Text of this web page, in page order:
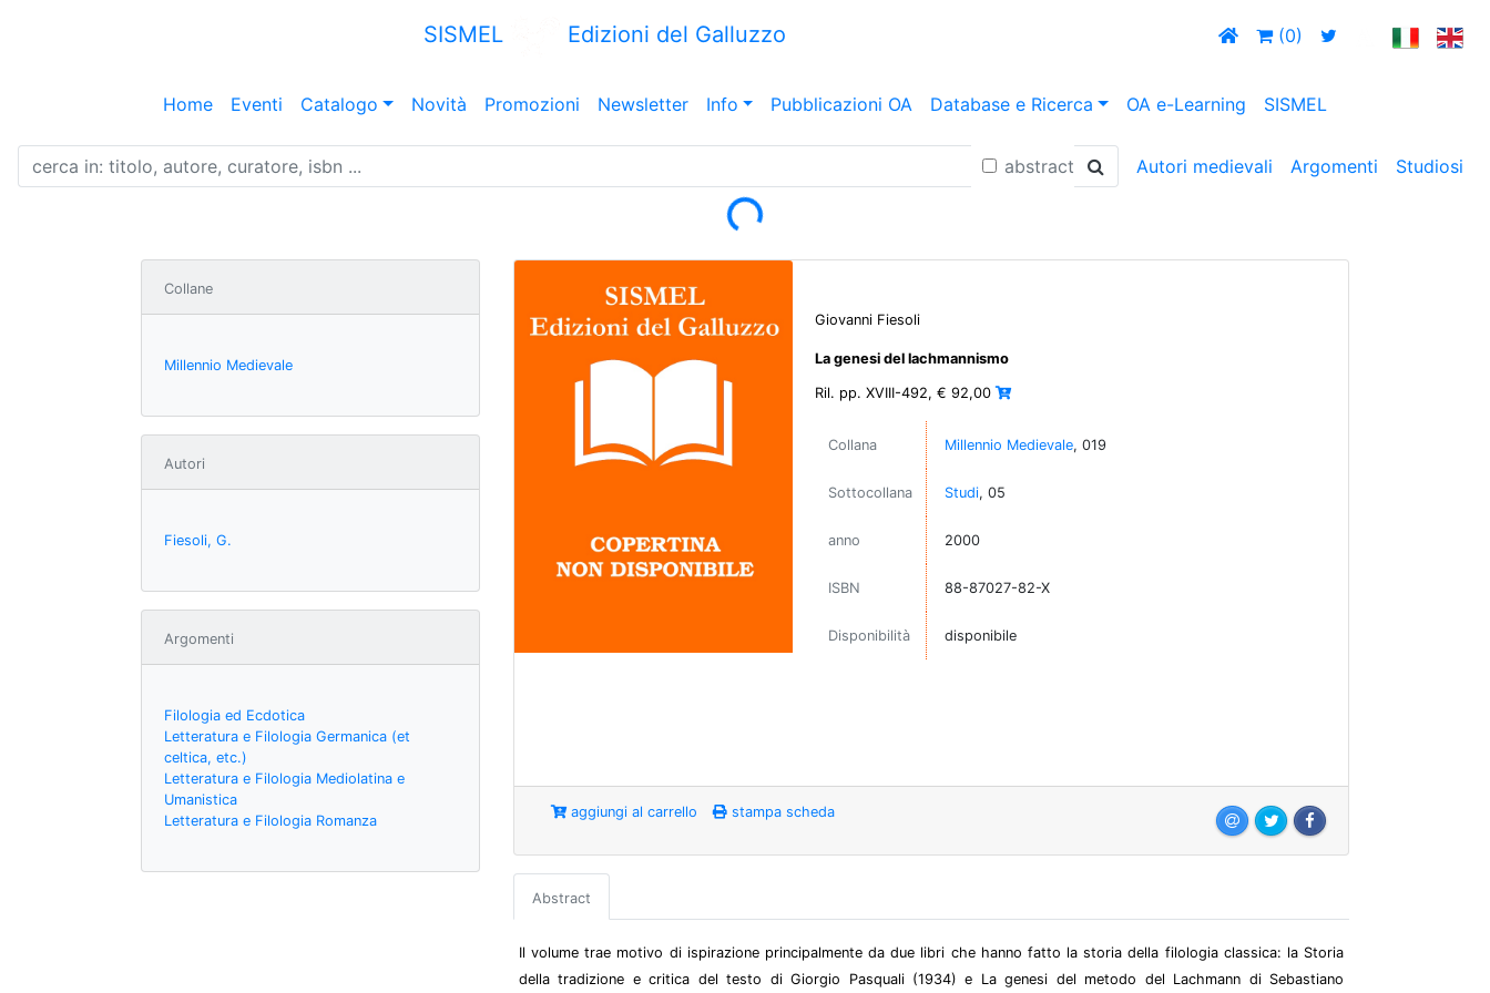
SISMEL Edizioni del Galluzzo (0)
Home Eventi Catalogo Novità Promozioni Newsletter Info Pubblicazioni OA Database e Ricerca OA e-Learning SISMEL
abstract Autori medievali Argomenti Studiosi
Loading...
Collane
Millennio Medievale
Autori
Fiesoli, G.
Argomenti
Filologia ed Ecdotica
Letteratura e Filologia Germanica (et
celtica, etc.)
Letteratura e Filologia Mediolatina e
Umanistica
Letteratura e Filologia Romanza
Giovanni Fiesoli
La genesi del lachmannismo
Ril. pp. XVIII-492, € 92,00
Collana Millennio Medievale, 019
Sottocollana Studi, 05
anno 2000
ISBN 88-87027-82-X
Disponibilità disponibile
aggiungi al carrello stampa scheda
Abstract
Il volume trae motivo di ispirazione principalmente da due libri che hanno fatto la storia della filologia classica: la Storia
della tradizione e critica del testo di Giorgio Pasquali (1934) e La genesi del metodo del Lachmann di Sebastiano